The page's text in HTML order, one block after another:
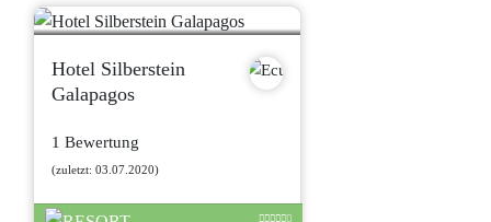
Hotel Silberstein
Galapagos
1 Bewertung
(zuletzt: 03.07.2020)